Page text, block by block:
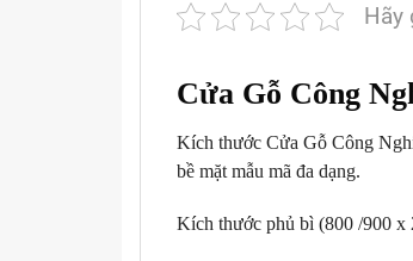
Hãy
Cửa Gỗ Công
Kích thước Cửa Gỗ Công
bề mặt mẫu mã đa dạng.
Kích thước phủ bì (800 /900 x